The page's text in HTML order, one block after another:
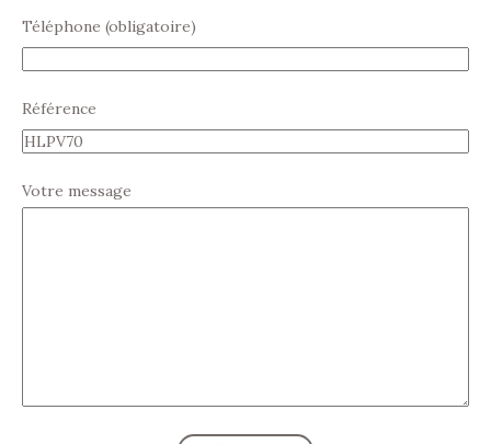
Téléphone (obligatoire)
Référence
Votre message